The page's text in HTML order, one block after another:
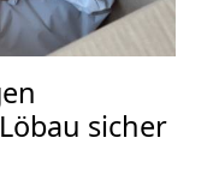
sicher